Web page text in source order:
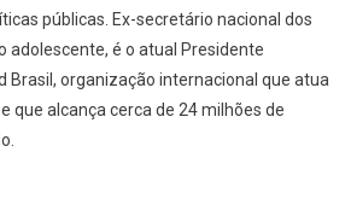
públicas. Ex-secretário nacional dos
adolescente, é o atual Presidente
Brasil, organização internacional que atua
que alcança cerca de 24 milhões de